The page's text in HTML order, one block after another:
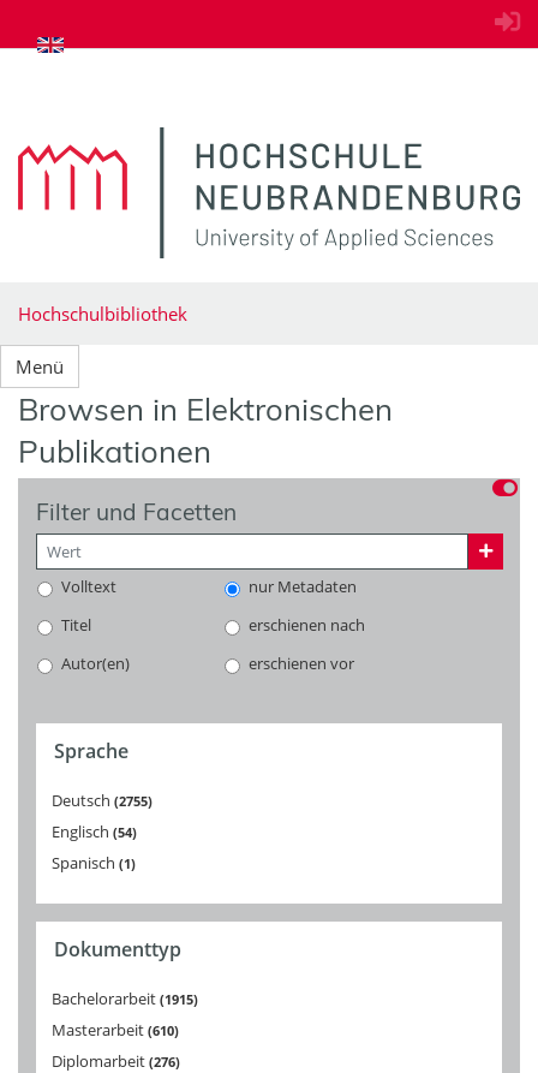
zum Inhalt springen
Hochschulbibliothek
Menü
Browsen in Elektronischen
Publikationen
Filter und Facetten
Volltext
nur Metadaten
Titel
erschienen nach
Autor(en)
erschienen vor
Sprache
Deutsch 2755
Englisch 54
Spanisch 1
Dokumenttyp
Bachelorarbeit 1915
Masterarbeit 610
Diplomarbeit 276